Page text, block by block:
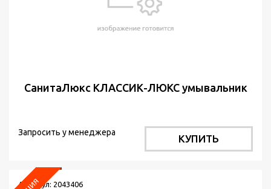
СанитаЛюкс КЛАССИК-ЛЮКС умывальник
Запросить у менеджера
КУПИТЬ
Артикул: 2043406